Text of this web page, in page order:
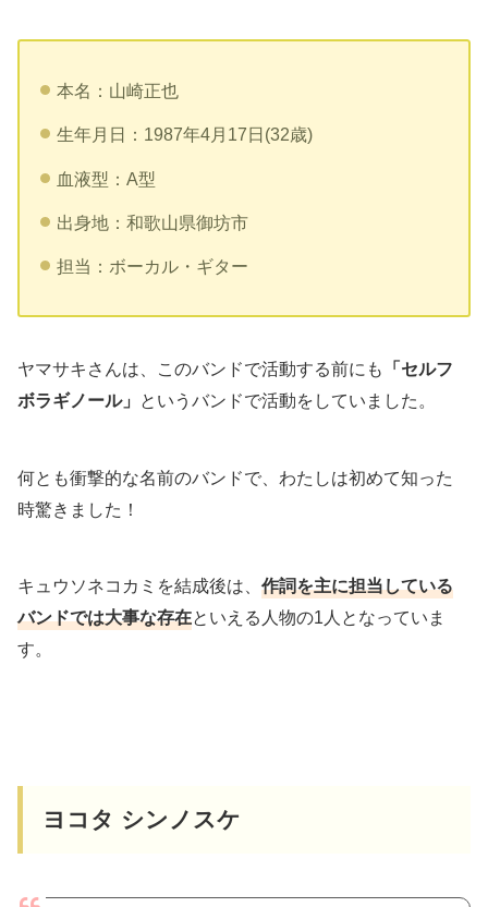
本名：山崎正也
生年月日：1987年4月17日(32歳)
血液型：A型
出身地：和歌山県御坊市
担当：ボーカル・ギター
ヤマサキさんは、このバンドで活動する前にも
「セルフ
ボラギノール」 というバンドで活動をしていました。
何とも衝撃的な名前のバンドで、わたしは初めて知った
時驚きました！
キュウソネコカミを結成後は、作詞を主に担当している
バンドでは大事な存在といえる人物の1人となっていま
す。
ヨコタ シンノスケ